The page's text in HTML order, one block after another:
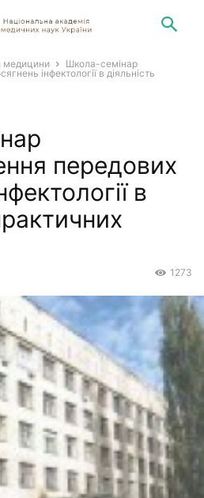
медицини
Школа-семінар
інфектології в діяльність
передових
в
1273